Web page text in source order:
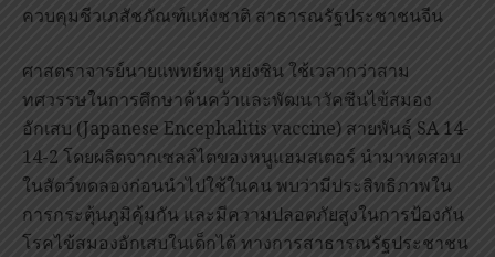
ควบคุมชีวเภสัชภัณฑ์แห่งชาติ สาธารณรัฐประชาชนจีน
ศาสตราจารย์นายแพทย์หยู หย่งซิน ใช้เวลากว่าสาม
ทศวรรษในการศึกษาค้นคว้าและพัฒนาวัคซีนไข้สมอง
อักเสบ (Japanese Encephalitis vaccine) สายพันธุ์ SA 14-
14-2 โดยผลิตจากเซลล์ไตของหนูแฮมสเตอร์ นำมาทดสอบ
ในสัตว์ทดลองก่อนนำไปใช้ในคน พบว่ามีประสิทธิภาพใน
การกระตุ้นภูมิคุ้มกัน และมีความปลอดภัยสูงในการป้องกัน
โรคไข้สมองอักเสบในเด็กได้ ทางการสาธารณรัฐประชาชน